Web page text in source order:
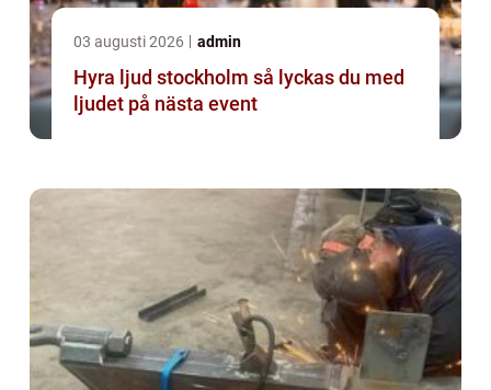
03 augusti 2026 admin
Hyra ljud stockholm så lyckas du med
ljudet på nästa event